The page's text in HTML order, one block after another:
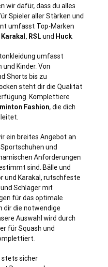
wir dafür, dass du alles
Spieler aller Stärken und
umfasst Top-Marken
Karakal , RSLund Huck
umfasst
Kinder. Von
Shorts bis zu
steht dir die Qualität
Komplettiere
Fashion, die dich
ein breites Angebot an
und
Anforderungen
sind. Bälle und
und Karakal, rutschfeste
Schläger mit
für das optimale
dir die notwendige
Auswahl wird durch
für Squash und
stets sicher